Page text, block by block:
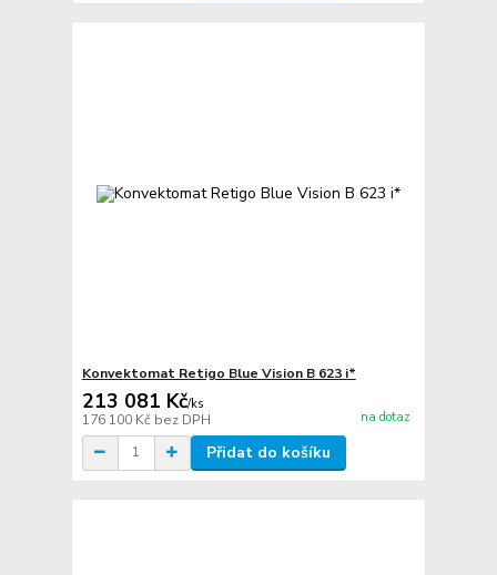
Konvektomat Retigo Blue Vision B 623 i*
213 081 Kč/ks
176 100 Kč bez DPH na dotaz
Přidat do košíku